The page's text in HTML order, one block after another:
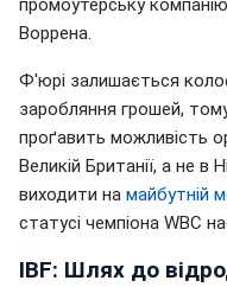
Воррена.
Ф'юрі залишається
заробляння грошей,
проґавить можливість
Великій Британії, а не
виходити на майбутній
статусі чемпіона WBC
IBF: Шлях до